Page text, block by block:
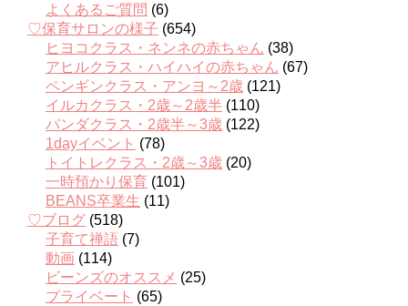
よくあるご質問 (6)
♡保育サロンの様子 (654)
ヒヨコクラス・ネンネの赤ちゃん (38)
アヒルクラス・ハイハイの赤ちゃん (67)
ペンギンクラス・アンヨ～2歳 (121)
イルカクラス・2歳～2歳半 (110)
パンダクラス・2歳半～3歳 (122)
1dayイベント (78)
トイトレクラス・2歳～3歳 (20)
一時預かり保育 (101)
BEANS卒業生 (11)
♡ブログ (518)
子育て禅語 (7)
動画 (114)
ビーンズのオススメ (25)
プライベート (65)